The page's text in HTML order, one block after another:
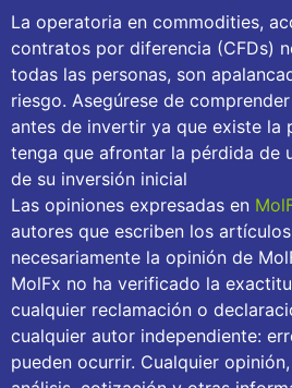
La operatoria en commodities,
contratos por diferencia (CFDs)
todas las personas, son
riesgo. Asegúrese de
antes de invertir ya que existe la
tenga que afrontar la pérdida de
de su inversión inicial
Las opiniones expresadas en
autores que escriben los
necesariamente la opinión de
MolFx no ha verificado la
cualquier reclamación o
cualquier autor independiente:
pueden ocurrir. Cualquier